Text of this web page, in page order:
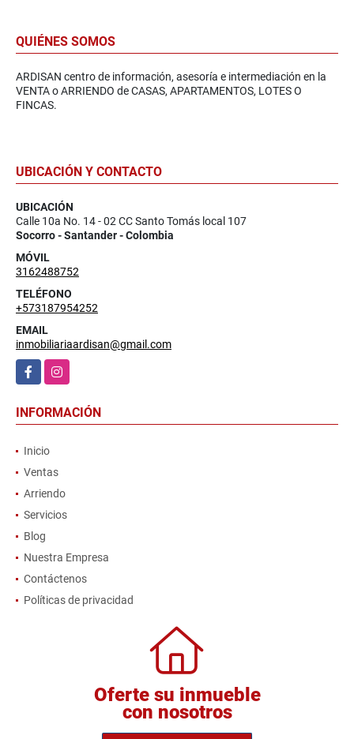
QUIÉNES SOMOS
ARDISAN centro de información, asesoría e intermediación en la
VENTA o ARRIENDO de CASAS, APARTAMENTOS, LOTES O
FINCAS.
UBICACIÓN Y CONTACTO
UBICACIÓN
Calle 10a No. 14 - 02 CC Santo Tomás local 107
Socorro - Santander - Colombia
MÓVIL
3162488752
TELÉFONO
+573187954252
EMAIL
inmobiliariaardisan@gmail.com
FacebookInstagram
INFORMACIÓN
Inicio
Ventas
Arriendo
Servicios
Blog
Nuestra Empresa
Contáctenos
Políticas de privacidad
Oferte su inmueble
con nosotros